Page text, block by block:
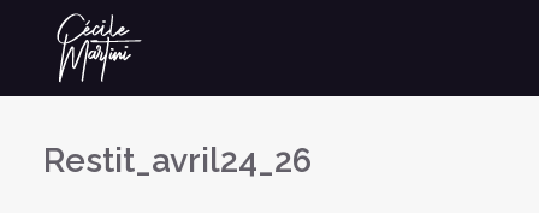
Restit_avril24_26